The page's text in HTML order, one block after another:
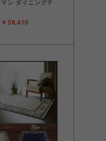
ン ダイニングテ
￥58,410